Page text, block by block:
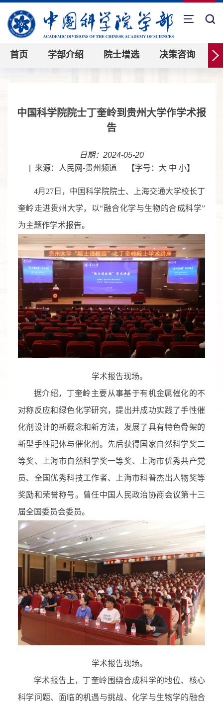
首页 学部介绍 院士增选 决策咨询
中国科学院院士丁奎岭到贵州大学作学术报
告
日期：2024-05-20
来源：人民网-贵州频道 【字号： 大 中 小】
4月27日，中国科学院院士、上海交通大学校长丁
奎岭走进贵州大学，以“融合化学与生物的合成科学”
为主题作学术报告。
学术报告现场。
据介绍，丁奎岭主要从事基于有机金属催化的不
对称反应和绿色化学研究，提出并成功实践了手性催
化剂设计的新概念和新方法，发展了具有特色骨架的
新型手性配体与催化剂。先后获得国家自然科学奖二
等奖、上海市自然科学奖一等奖、上海市优秀共产党
员、全国优秀科技工作者、上海市科普杰出人物奖等
奖励和荣誉称号。曾任中国人民政治协商会议第十三
届全国委员会委员。
学术报告现场。
学术报告上，丁奎岭围绕合成科学的地位、核心
科学问题、面临的机遇与挑战、化学与生物学的融合